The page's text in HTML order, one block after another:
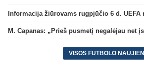
Informacija žiūrovams rugpjūčio 6 d. UEFA
VISOS FUTBOLO